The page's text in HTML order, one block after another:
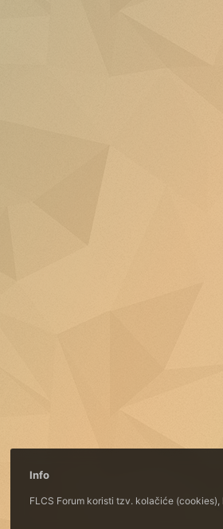
Info
FLCS Forum koristi tzv. kolačiće